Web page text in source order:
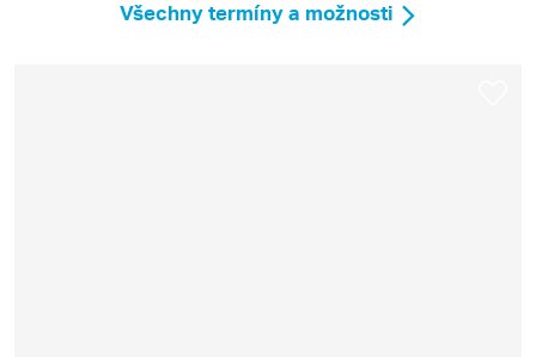
Všechny termíny a možnosti